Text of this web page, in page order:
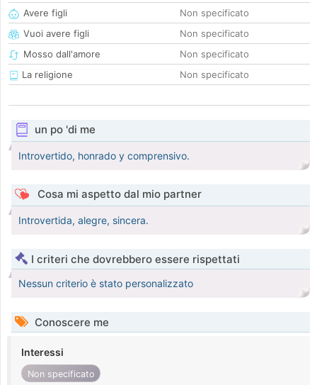
Avere figli
Non specificato
Vuoi avere figli
Non specificato
Mosso dall'amore
Non specificato
La religione
Non specificato
un po 'di me
Introvertido, honrado y comprensivo.
Cosa mi aspetto dal mio partner
Introvertida, alegre, sincera.
I criteri che dovrebbero essere rispettati
Nessun criterio è stato personalizzato
Conoscere me
Interessi
Non specificato